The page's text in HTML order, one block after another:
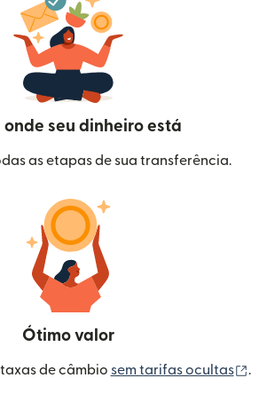
onde seu dinheiro está
as etapas de sua transferência.
Ótimo valor
de câmbio sem tarifas ocultas .